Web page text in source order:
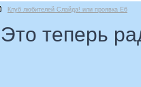
Клуб любителей Слайда! или проявка E6
Это теперь